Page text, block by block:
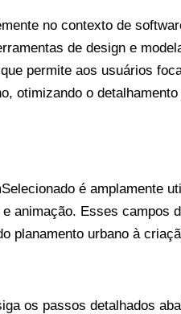
no contexto de
de design e
permite aos usuários
otimizando o
é amplamente
animação. Esses campos
planamento urbano à
os passos detalhados